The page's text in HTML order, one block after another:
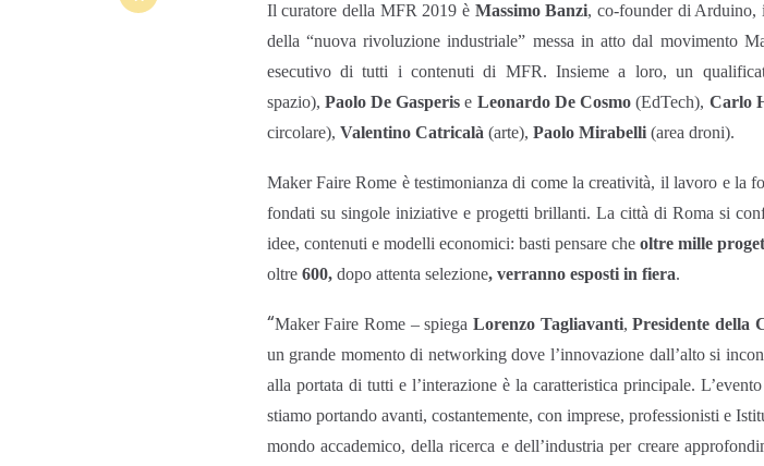
Il curatore della MFR 2019 è Massimo Banzi, co-founder di Arduino,
della “nuova rivoluzione industriale” messa in atto dal movimento
esecutivo di tutti i contenuti di MFR. Insieme a loro, un
spazio), Paolo De Gasperis e Leonardo De Cosmo (EdTech), Carlo
circolare), Valentino Catricalà (arte), Paolo Mirabelli(area droni).
Maker Faire Rome è testimonianza di come la creatività, il lavoro e la
fondati su singole iniziative e progetti brillanti. La città di Roma si
idee, contenuti e modelli economici: basti pensare cheoltre mille
oltre 600, dopo attenta selezione, verranno esposti in fiera.
“Maker Faire Rome – spiega Lorenzo Tagliavanti,Presidente della
un grande momento di networking dove l’innovazione dall’alto si
alla portata di tutti e l’interazione è la caratteristica principale.
stiamo portando avanti, costantemente, con imprese, professionisti e
mondo accademico, della ricerca e dell’industria per creare